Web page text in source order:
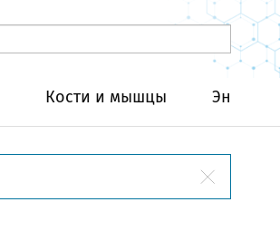
Кости и мышцы